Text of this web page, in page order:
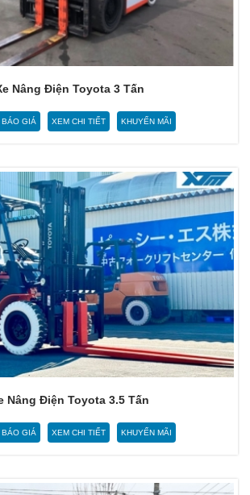
Nâng Điện Toyota 3 Tấn
GIÁ XEM CHI TIẾT KHUYẾN MÃI
Nâng Điện Toyota 3.5 Tấn
GIÁ XEM CHI TIẾT KHUYẾN MÃI